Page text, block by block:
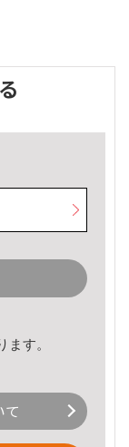
す。
て